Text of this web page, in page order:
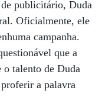
publicitário, Duda
Oficialmente, ele
campanha.
que a
o talento de Duda
proferir a palavra